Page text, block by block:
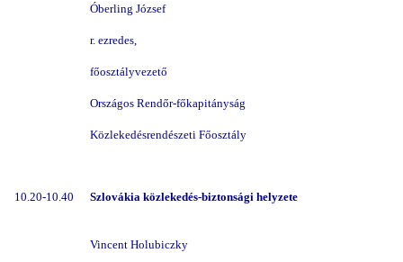
Óberling József
r. ezredes,
főosztályvezető
Országos Rendőr-főkapitányság
Közlekedésrendészeti Főosztály
10.20-10.40 Szlovákia közlekedés-biztonsági helyzete
Vincent Holubiczky